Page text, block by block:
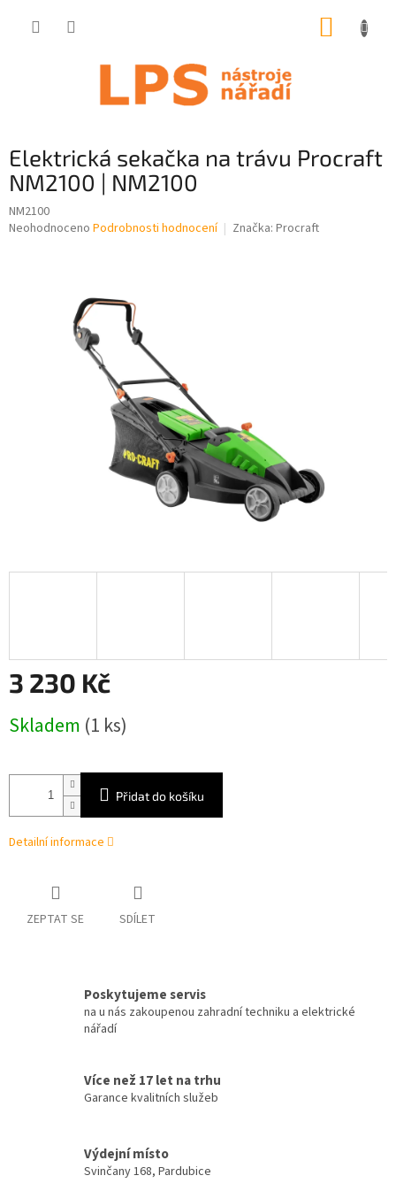
Elektrická sekačka na trávu Procraft
NM2100 | NM2100
NM2100
Průměrné
Neohodnoceno Podrobnosti hodnocení Značka: Procraft
3 230 Kč
cena:
Skladem (1 ks)
Přidat do košíku
Detailní informace
ZEPTAT SE SDÍLET
Poskytujeme servis
na u nás zakoupenou zahradní techniku a elektrické
nářadí
Více než 17 let na trhu
Garance kvalitních služeb
Výdejní místo
Svinčany 168, Pardubice